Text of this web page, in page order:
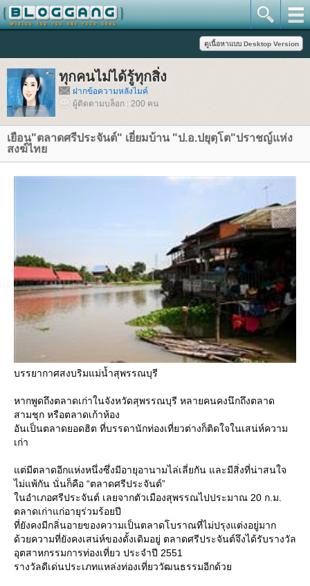
ทุกคนไม่ได้รู้ทุกสิ่ง
ฝากข้อความหลังไมค์
ผู้ติดตามบล็อก : 200 คน
เยือน"ตลาดศรีประจันต์" เยี่ยมบ้าน "ป.อ.ปยุตฺโต"ปราชญ์แห่ง
สงฆ์ไท
บรรยากาศสงบริมแม่น้ำสุพรรณบุรี
หากพูดถึงตลาดเก่าในจังหวัดสุพรรณบุรี หลายคนคงนึกถึงตลาด
สามชุก หรือตลาดเก้าห้อง
อันเป็นตลาดยอดฮิต ที่บรรดานักท่องเที่ยวต่างก็ติดใจในเสน่ห์ความ
เก่า
ต่มีตลาดอีกแห่งหนึ่งซึ่งมีอายุอานามไล่เลี่ยกัน และมีสิ่งที่น่าสนใจ
ไม่แพ้กัน นั่นก็คือ “ตลาดศรีประจันต์”
นอำเภอศรีประจันต์ เลยจากตัวเมืองสุพรรณไปประมาณ 20 ก.ม.
ตลาดเก่าแก่อายุร่วมร้อยปี
ที่ยังคงมีกลิ่นอายของความเป็นตลาดโบราณที่ไม่ปรุงแต่งอยู่มาก
ด้วยความที่ยังคงเสน่ห์ของดั้งเดิมอยู่ ตลาดศรีประจันต์จึงได้รับรางวัล
อุตสาหกรรมการท่องเที่ยว ประจำปี 2551
รางวัลดีเด่นประเภทแหล่งท่องเที่ยววัฒนธรรมอีกด้ว